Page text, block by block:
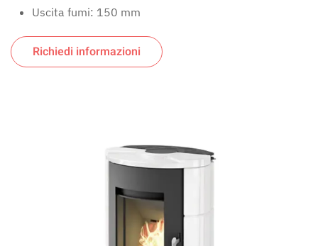
Uscita fumi: 150 mm
Richiedi informazioni